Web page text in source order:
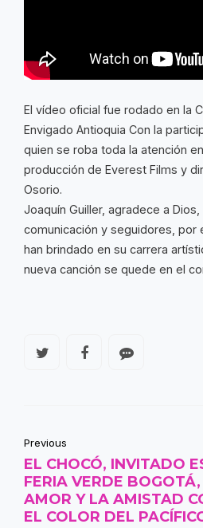
El vídeo oficial fue rodado en la
Envigado Antioquia Con la
quien se roba toda la atención
producción de Everest Films y
Osorio.
Joaquín Guiller, agradece a
comunicación y seguidores, por
han brindado en su carrera
nueva canción se quede en el
Previous
EL CHOCÓ, INVITADO
FERIA VERDE
AMOR Y LA AMISTAD
EL COLOR DEL